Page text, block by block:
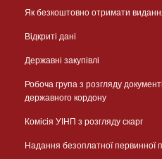
Як безкоштовно отримати
Відкриті дані
Державні закупівлі
Робоча група з розгляду
державного кордону
Комісія УІНП з розгляду скарг
Надання безоплатної первинної